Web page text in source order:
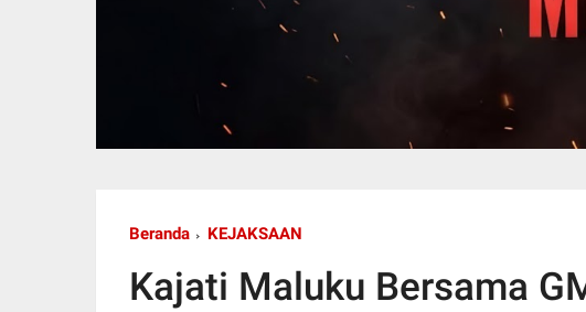
Beranda KEJAKSAAN
Kajati Maluku Bersama